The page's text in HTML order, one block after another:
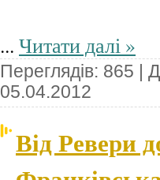
... Читати далі »
Переглядів: 865 |
05.04.2012
Від Ревери